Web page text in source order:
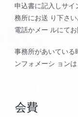
申込書に記入しサ
務所にお送 り下さ
電話かメー ルにてお
事務所があいている
ンフォメーシ ョン
会費